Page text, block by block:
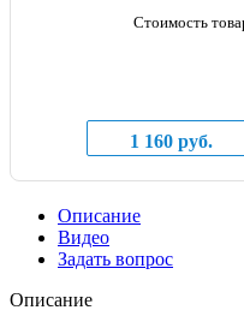
Стоимость
1 160 руб.
Описание
Видео
Задать вопрос
Описание